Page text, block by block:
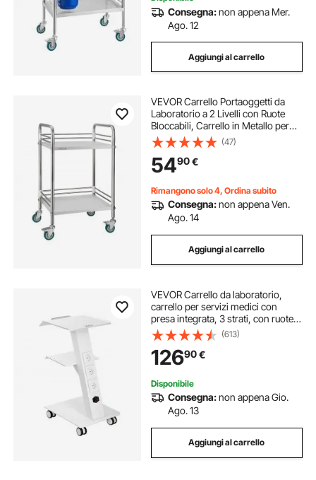
Consegna:non appena Mer.
Ago. 12
Aggiungi al carrello
VEVOR Carrello Portaoggetti da
Laboratorio a 2 Livelli con Ruote
Bloccabili, Carrello in Metallo per
Servizio Medico, Vassoio per
Clinica, Vassoio di Stoccaggio
Mobile per Impieghi Gravosi
(47)
5490€
Rimangono solo 4, Ordina subito
Consegna:non appena Ven.
Ago. 14
Aggiungi al carrello
VEVOR Carrello da laboratorio,
carrello per servizi medici con
presa integrata, 3 strati, con ruote
girevoli, portata 100 kg, per
laboratorio, clinica, salone di
bellezza, salone
(613)
12690€
Disponibile
Consegna:non appena Gio.
Ago. 13
Aggiungi al carrello